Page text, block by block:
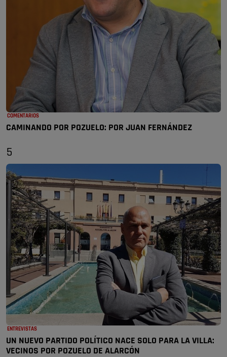
COMENTARIOS
CAMINANDO POR POZUELO: POR JUAN FERNÁNDEZ
5
ENTREVISTAS
UN NUEVO PARTIDO POLÍTICO NACE SOLO PARA LA VILLA:
VECINOS POR POZUELO DE ALARCÓN